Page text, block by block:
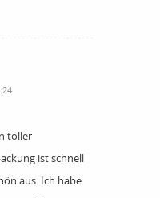
toller
ist schnell
aus. Ich habe